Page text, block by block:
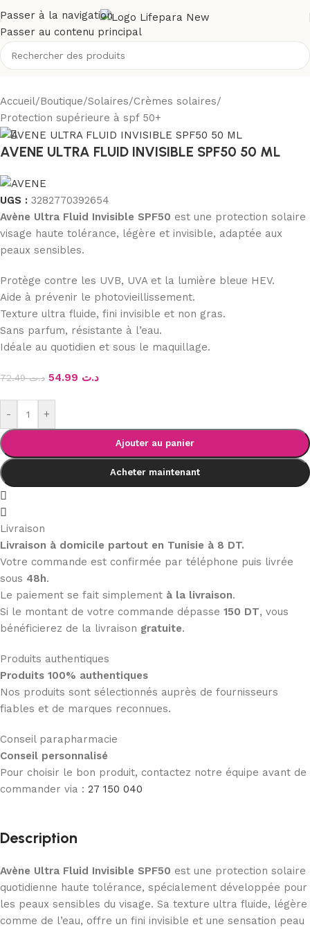
Passer à la navigation
Passer au contenu principal
Accueil/Boutique/Solaires/Crèmes solaires/
Protection supérieure à spf 50+
AVENE ULTRA FLUID INVISIBLE SPF50 50 ML
UGS : 3282770392654
Avène Ultra Fluid Invisible SPF50 est une protection solaire
visage haute tolérance, légère et invisible, adaptée aux
peaux sensibles.
Protège contre les UVB, UVA et la lumière bleue HEV.
Aide à prévenir le photovieillissement.
Texture ultra fluide, fini invisible et non gras.
Sans parfum, résistante à l’eau.
Idéale au quotidien et sous le maquillage.
د.ت72.49 د.ت
- +
Ajouter au panier
Acheter maintenant
Livraison
Livraison à domicile partout en Tunisie à 8 DT.
Votre commande est confirmée par téléphone puis livrée
sous 48h.
Le paiement se fait simplement à la livraison.
Si le montant de votre commande dépasse 150 DT, vous
bénéficierez de la livraison gratuite.
Produits authentiques
Produits 100% authentiques
Nos produits sont sélectionnés auprès de fournisseurs
fiables et de marques reconnues.
Conseil parapharmacie
Conseil personnalisé
Pour choisir le bon produit, contactez notre équipe avant de
commander via : 27 150 040
Description
Avène Ultra Fluid Invisible SPF50 est une protection solaire
quotidienne haute tolérance, spécialement développée pour
les peaux sensibles du visage. Sa texture ultra fluide, légère
comme de l’eau, offre un fini invisible et une sensation peau